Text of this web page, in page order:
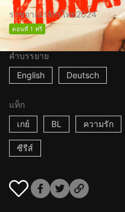
ราชอาณาจักรไทย2024
ตอนที่ 1 ฟรี
คำบรรยาย
English
Deutsch
แท็ก
เกย์
BL ความรัก
ซีรีส์